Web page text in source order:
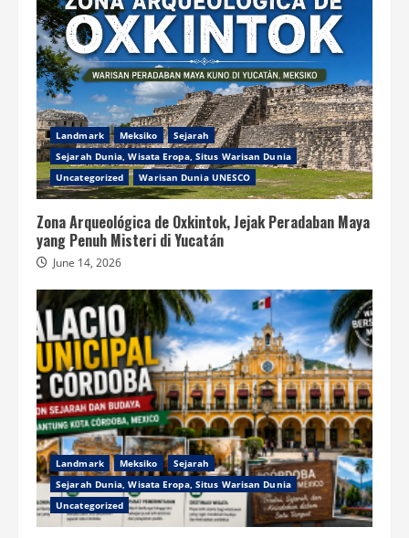
Landmark Meksiko
Sejarah
Sejarah Dunia, Wisata Eropa, Situs Warisan Dunia
Uncategorized
Warisan Dunia UNESCO
Zona Arqueológica de Oxkintok, Jejak Peradaban Maya
yang Penuh Misteri di Yucatán
June 14, 2026
Landmark Meksiko
Sejarah
Sejarah Dunia, Wisata Eropa, Situs Warisan Dunia
Uncategorized